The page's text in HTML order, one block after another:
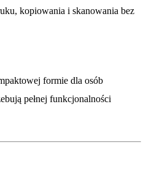
kopiowania i skanowania bez
formie dla osób
pełnej funkcjonalności